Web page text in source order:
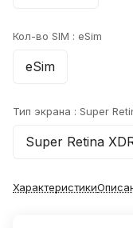
Кол-во SIM : eSim
eSim
Тип экрана : Super
Super Retina
Характеристики